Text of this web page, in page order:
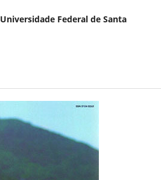
Universidade Federal de Santa